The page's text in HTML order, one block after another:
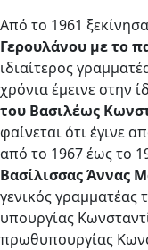
Από το 1961
Γερουλάνου με το
ιδιαίτερος
χρόνια έμεινε στην
του Βασιλέως
φαίνεται ότι έγινε
από το 1967 έως το
Βασίλισσας Άννας
γενικός γραμματέας
υπουργίας
πρωθυπουργίας